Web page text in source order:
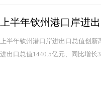
上半年钦州港口岸进
上半年钦州港口岸进出口总值创
进出口总值1440.5亿元、同比增长